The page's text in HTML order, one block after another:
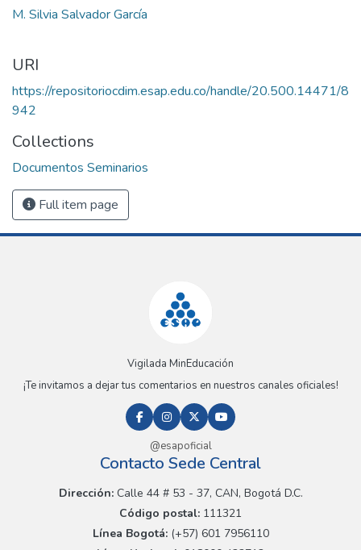
M. Silvia Salvador García
URI
https://repositoriocdim.esap.edu.co/handle/20.500.14471/8
942
Collections
Documentos Seminarios
Full item page
Vigilada MinEducación
¡Te invitamos a dejar tus comentarios en nuestros canales oficiales!
@esapoficial
Contacto Sede Central
Dirección:Calle 44 # 53 - 37, CAN, Bogotá D.C.
Código postal: 111321
Línea Bogotá:(+57) 601 7956110